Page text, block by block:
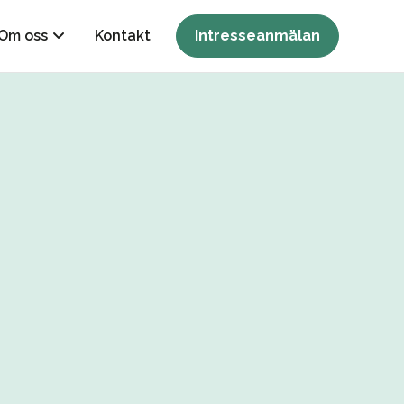
oss Kontakt Intresseanmälan